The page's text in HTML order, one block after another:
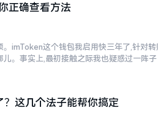
正确查看方法
imToken这个钱包我启用快三年了,针对
。事实上,最初接触之际我也疑惑过一阵子
这几个法子能帮你搞定